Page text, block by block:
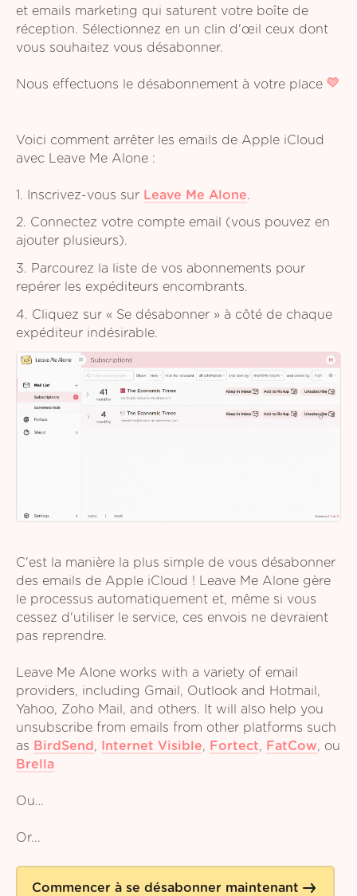
et emails marketing qui saturent votre boîte de
réception. Sélectionnez en un clin d'œil ceux dont
vous souhaitez vous désabonner.
Nous effectuons le désabonnement à votre place
Voici comment arrêter les emails de Apple iCloud
avec Leave Me Alone :
1. Inscrivez-vous sur Leave Me Alone.
2. Connectez votre compte email (vous pouvez en
ajouter plusieurs).
3. Parcourez la liste de vos abonnements pour
repérer les expéditeurs encombrants.
4. Cliquez sur « Se désabonner » à côté de chaque
expéditeur indésirable.
C'est la manière la plus simple de vous désabonner
des emails de Apple iCloud ! Leave Me Alone gère
le processus automatiquement et, même si vous
cessez d'utiliser le service, ces envois ne devraient
pas reprendre.
Leave Me Alone works with a variety of email
providers, including Gmail, Outlook and Hotmail,
Yahoo, Zoho Mail, and others. It will also help you
unsubscribe from emails from other platforms such
as BirdSend , Internet Visible, Fortect, FatCow, ou
Brella
Ou…
Or...
Commencer à se désabonner maintenant